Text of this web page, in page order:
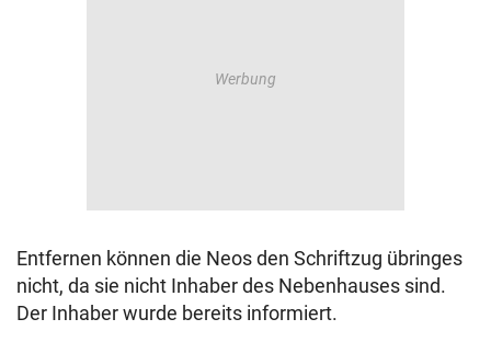
Entfernen können die Neos den Schriftzug übringes
nicht, da sie nicht Inhaber des Nebenhauses sind.
Der Inhaber wurde bereits informiert.